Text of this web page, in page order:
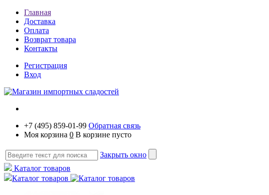
Главная
Доставка
Оплата
Возврат товара
Контакты
Регистрация
Вход
+7 (495) 859-01-99 Обратная связь
Моя корзина 0 В корзине пусто
Закрыть окно
Каталог товаров
Каталог товаров